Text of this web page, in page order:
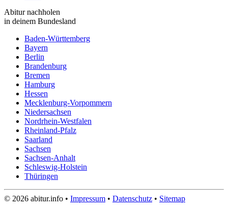
Abitur nachholen
in deinem Bundesland
Baden-Württemberg
Bayern
Berlin
Brandenburg
Bremen
Hamburg
Hessen
Mecklenburg-Vorpommern
Niedersachsen
Nordrhein-Westfalen
Rheinland-Pfalz
Saarland
Sachsen
Sachsen-Anhalt
Schleswig-Holstein
Thüringen
© 2026 abitur.info • Impressum • Datenschutz • Sitemap